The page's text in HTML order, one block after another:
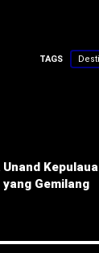
TAGS
Gemilang